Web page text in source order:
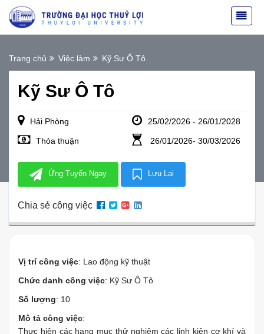
Trang chủ Việc làm Kỹ Sư Ô Tô
Kỹ Sư Ô Tô
Hải Phòng 25/02/2026 - 26/01/2028
Thỏa thuận 26/01/2026- 30/03/2026
Ứng Tuyển Ngay Lưu Lại
Chia sẻ công việc
Vị trí công việc: Lao động kỹ thuật
Chức danh công việc: Kỹ Sư Ô Tô
Số lượng: 10
Mô tả công việc:
Thực hiện các hạng mục thử nghiệm các linh kiện cơ khí và